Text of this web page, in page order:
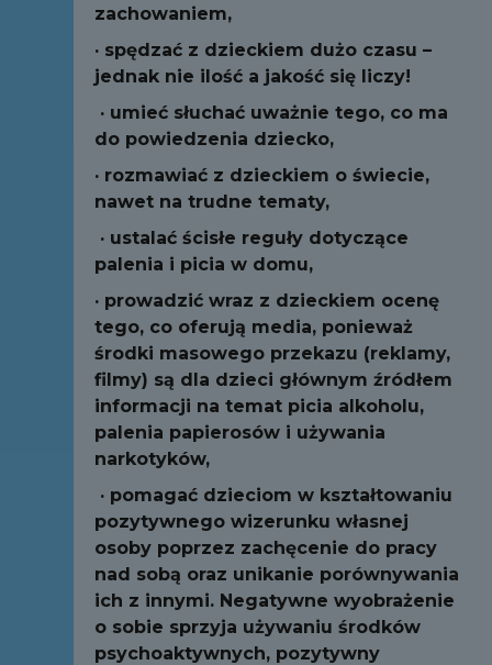
zachowaniem,
· spędzać z dzieckiem dużo czasu –
jednak nie ilość a jakość się liczy!
· umieć słuchać uważnie tego, co ma
do powiedzenia dziecko,
· rozmawiać z dzieckiem o świecie,
nawet na trudne tematy,
· ustalać ścisłe reguły dotyczące
palenia i picia w domu,
· prowadzić wraz z dzieckiem ocenę
tego, co oferują media, ponieważ
środki masowego przekazu (reklamy,
filmy) są dla dzieci głównym źródłem
informacji na temat picia alkoholu,
palenia papierosów i używania
narkotyków,
· pomagać dzieciom w kształtowaniu
pozytywnego wizerunku własnej
osoby poprzez zachęcenie do pracy
nad sobą oraz unikanie porównywania
ich z innymi. Negatywne wyobrażenie
o sobie sprzyja używaniu środków
psychoaktywnych, pozytywny